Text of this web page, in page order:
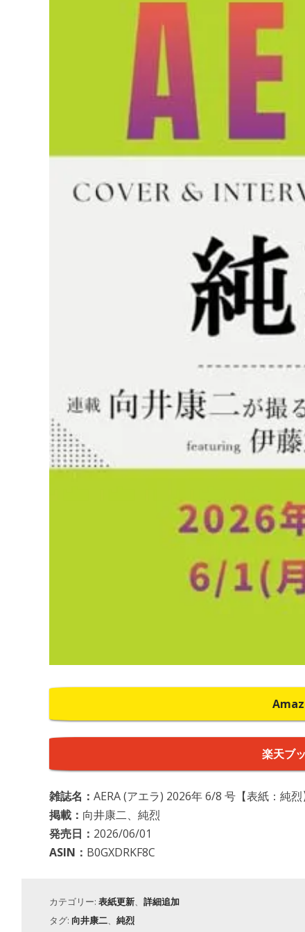
楽天ブ
雑誌名： AERA (アエラ) 2026年 6/8 号【表紙：純
掲載： 向井康二、純烈
発売日： 2026/06/01
ASIN： B0GXDRKF8C
カテゴリー: 表紙更新
詳細追加
タグ: 向井康二 純烈